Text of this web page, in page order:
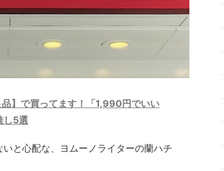
】で買ってます！「1,990円でいい
し5選
と心配な、ヨムーノライターの蘭ハチ